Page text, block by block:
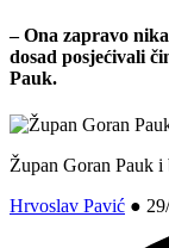
– Ona zapravo
dosad posjećivali
Pauk.
Župan Goran Pauk
Hrvoslav Pavić ●